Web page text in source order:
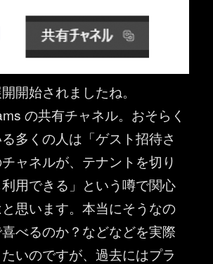
開始されましたね。
の共有チャネル。おそらく
多くの人は「ゲスト招待さ
ャネルが、テナントを切り
用できる」という噂で関心
思います。本当にそうなの
べるのか？などなどを実際
いのですが、過去にはプラ